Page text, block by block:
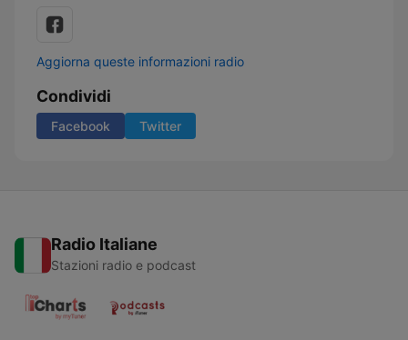
Aggiorna queste informazioni radio
Condividi
Facebook Twitter
Radio Italiane
Stazioni radio e podcast